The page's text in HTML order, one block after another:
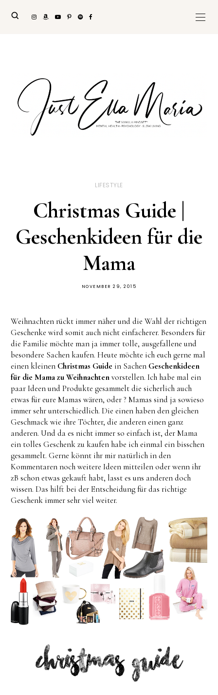
LIFESTYLE
Christmas Guide |
Geschenkideen für die
Mama
NOVEMBER 29, 2015
Weihnachten rückt immer näher und die Wahl der richtigen
Geschenke wird somit auch nicht einfacherer. Besonders für
die Familie möchte man ja immer tolle, ausgefallene und
besondere Sachen kaufen. Heute möchte ich euch gerne mal
einen kleinen Christmas Guide in Sachen Geschenkideen
für die Mama zu Weihnachtenvorstellen. Ich habe mal ein
paar Ideen und Produkte gesammelt die sicherlich auch
etwas für eure Mamas wären, oder ? Mamas sind ja sowieso
immer sehr unterschiedlich. Die einen haben den gleichen
Geschmack wie ihre Töchter, die anderen einen ganz
anderen. Und da es nicht immer so einfach ist, der Mama
ein tolles Geschenk zu kaufen habe ich einmal ein bisschen
gesammelt. Gerne könnt ihr mir natürlich in den
Kommentaren noch weitere Ideen mitteilen oder wenn ihr
zB schon etwas gekauft habt, lasst es uns anderen doch
wissen. Das hilft bei der Entscheidung für das richtige
Geschenk immer sehr viel weiter.